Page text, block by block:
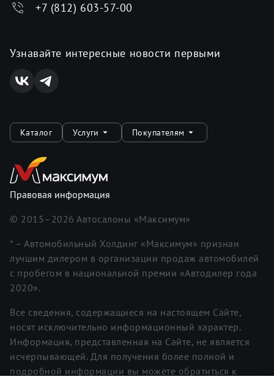
+7 (812) 603-57-00
Узнавайте интересные новости первыми
Каталог Услуги Покупателям
Правовая информация
© 2015– 2026 Автосалоны «Максимум»
* – Автомобильный Холдинг «Максимум» признан
лучшим дилером в организации продаж автомобилей
с пробегом в национальной премии «Автодилер года
2020».
Все сведения, содержащиеся на настоящем Сайте,
носят исключительно информационный характер.
Информация, представленная на Сайте, не является
исчерпывающей. Для получения более полной и
подробной информации вы можете обратиться к